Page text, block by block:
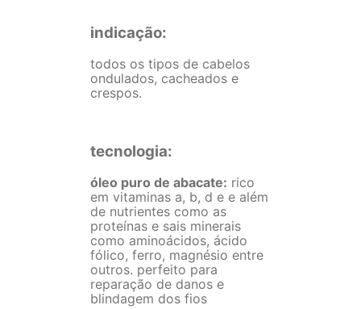
indicação:
todos os tipos de cabelos
ondulados, cacheados e
crespos.
tecnologia:
óleo puro de abacate: rico
em vitaminas a, b, d e e além
de nutrientes como as
proteínas e sais minerais
como aminoácidos, ácido
fólico, ferro, magnésio entre
outros. perfeito para
reparação de danos e
blindagem dos fios